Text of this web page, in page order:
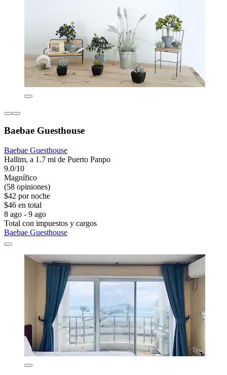
Baebae Guesthouse
Baebae Guesthouse
Hallim, a 1.7 mi de Puerto Panpo
9.0/10
Magnífico
(58 opiniones)
$42 por noche
$46 en total
8 ago - 9 ago
Total con impuestos y cargos
Baebae Guesthouse